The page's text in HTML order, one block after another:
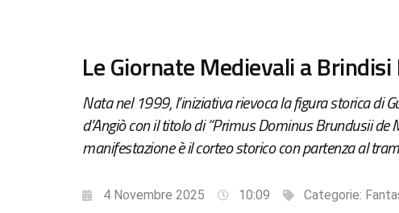
Le Giornate Medievali a
Nata nel 1999, l’iniziativa rievoca la figura storica di
d’Angiò con il titolo di “Primus Dominus Brundusii
manifestazione è il corteo storico con partenza al
4 Novembre 2025 10:09 Categorie: